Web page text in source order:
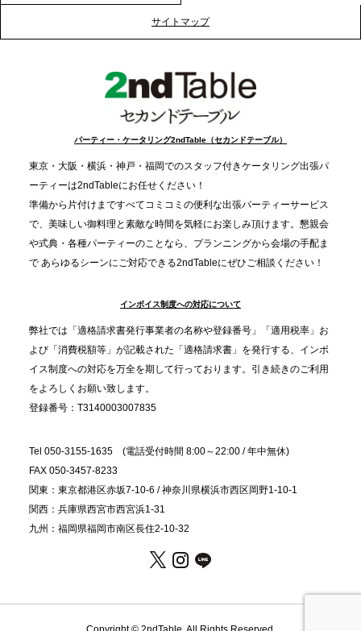
事提供を実施へ
TBS「Nスタ」で、2ndTable「1DISH」が紹介され
ました
2025.11.21
プレスリリースのご案内｜忘年会は“移動時間ゼロ
分”の時代へ。法人注文が前年比5倍に伸びた「宅配
オードブル」が提案する、新しい乾杯文化
プレスリリースのご案内｜職場で完結する“忘年会・
納会ケータリング”が人気。幹事負担を軽減し、社内
コミュニケーションを促進
サイトマップ
パーティー・ケータリング2ndTable（セカンドテーブル）
東京・大阪・横浜・神戸・福岡でのスタッフ付きケータリング出張パ
ーティーは2ndTableにお任せください！
準備から片付けまですべてコミコミの便利な出張パーティーサービス
で、美味しい御料理と素敵な時間を気軽にお楽しみ頂けます。懇親会
や式典・各種パーティーのことなら、プランニングから会場の手配ま
で あらゆるシーンにご対応できる2ndTableにぜひご相談ください！
インボイス制度への対応について
弊社では「適格請求書発行事業者の名称や登録番号」「適用税率」お
よび「消費税額等」が記載された「適格請求書」を発行する、インボ
イス制度への対応を万全を期して行っております。引き続きのご利用
をよろしくお願い致します。
登録番号：T3140003007835
Tel 050-3155-1635 (電話受付時間 8:00～22:00 / 年中無休)
FAX 050-3457-8233
関東：東京都港区赤坂7-10-6 / 神奈川県横浜市西区岡野1-10-1
関西：兵庫県西宮市西宮浜1-31
九州：福岡県福岡市南区長住2-10-32